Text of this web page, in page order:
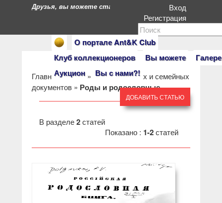
О портале Ant&K Club
Клуб коллекционеров
Вы можете
Аукцион
Вы с нами?!
Друзья, вы можете стать героями нашего портала.
Вход
Регистрация
Главная»Клуб » Архивы личных и семейных
документов » Роды и родословные
ДОБАВИТЬ СТАТЬЮ
В разделе2статей
Показано : 1-2статей